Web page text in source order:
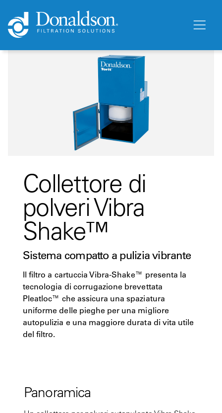
Collettore di
polveri Vibra
Shake™
Sistema compatto a pulizia vibrante
Il filtro a cartuccia Vibra-Shake™ presenta la
tecnologia di corrugazione brevettata
Pleatloc™ che assicura una spaziatura
uniforme delle pieghe per una migliore
autopulizia e una maggiore durata di vita utile
del filtro.
Panoramica